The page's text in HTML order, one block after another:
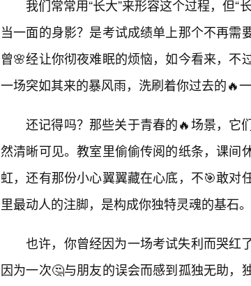
我们常常用“长大”来形容这个过程，但“
当一面的身影？是考试成绩单上那个不再需
曾🌸经让你彻夜难眠的烦恼，如今看来，不
一场突如其来的暴风雨，洗刷着你过去的🔥
还记得吗？那些关于青春的🔥场景，它
然清晰可见。教室里偷偷传阅的纸条，课间
虹，还有那份小心翼翼藏在心底，不🎯敢对
里最动人的注脚，是构成你独特灵魂的基石。
也许，你曾经因为一场考试失利而哭红
因为一次🤔与朋友的误会而感到孤独无助，